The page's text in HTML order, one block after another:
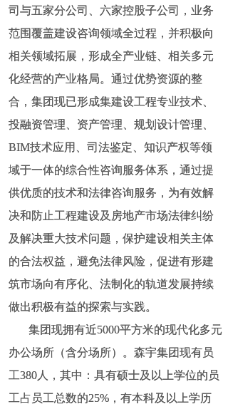
司与五家分公司、六家控股子公司，业务
范围覆盖建设咨询领域全过程，并积极向
相关领域拓展，形成全产业链、相关多元
化经营的产业格局。通过优势资源的整
合，集团现已形成集建设工程专业技术、
投融资管理、资产管理、规划设计管理、
BIM技术应用、司法鉴定、知识产权等领
域于一体的综合性咨询服务体系，通过提
供优质的技术和法律咨询服务，为有效解
决和防止工程建设及房地产市场法律纠纷
及解决重大技术问题，保护建设相关主体
的合法权益，避免法律风险，促进有形建
筑市场向有序化、法制化的轨道发展持续
做出积极有益的探索与实践。
集团现拥有近5000平方米的现代化多元
办公场所（含分场所）。森宇集团现有员
工380人，其中：具有硕士及以上学位的员
工占员工总数的25%，有本科及以上学历
司与五家分公司、六家控股子公司，业务
范围覆盖建设咨询领域全过程，并积极向
相关领域拓展，形成全产业链、相关多元
化经营的产业格局。通过优势资源的整
合，集团现已形成集建设工程专业技术、
投融资管理、资产管理、规划设计管理、
BIM技术应用、司法鉴定、知识产权等领
域于一体的综合性咨询服务体系，通过提
供优质的技术和法律咨询服务，为有效解
决和防止工程建设及房地产市场法律纠纷
及解决重大技术问题，保护建设相关主体
的合法权益，避免法律风险，促进有形建
筑市场向有序化、法制化的轨道发展持续
做出积极有益的探索与实践。
集团现拥有近5000平方米的现代化多元
办公场所（含分场所）。森宇集团现有员
工380人，其中：具有硕士及以上学位的员
工占员工总数的25%，有本科及以上学历